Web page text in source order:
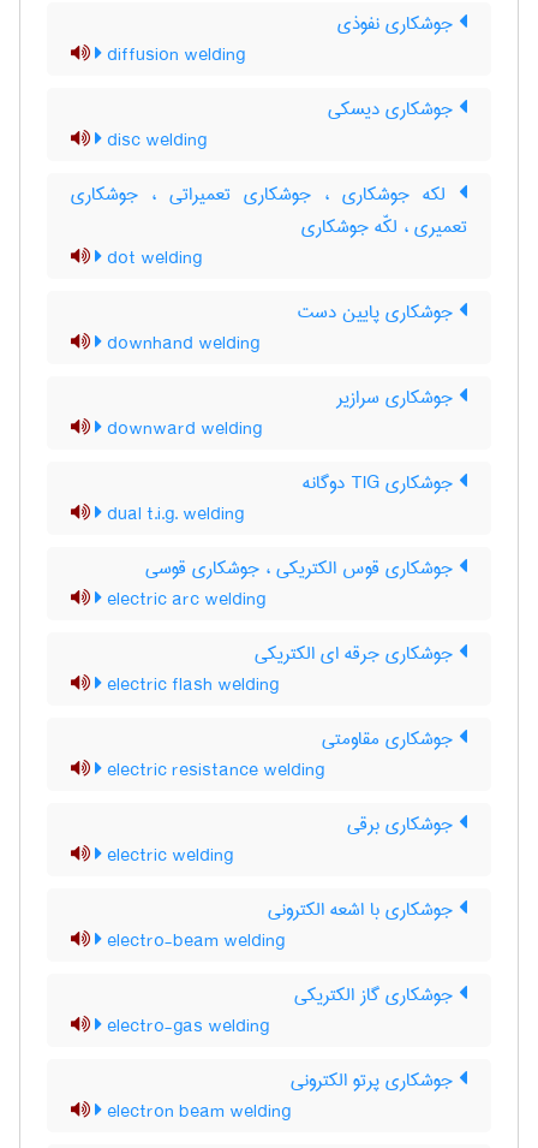
جوشکاری نفوذی
diffusion welding
جوشکاری دیسکی
disc welding
لکه جوشکاری ، جوشکاری تعمیراتی ، جوشکاری
تعمیری ، لکّه جوشکاری
dot welding
جوشکاری پایین دست
downhand welding
جوشکاری سرازیر
downward welding
جوشکاری TIG دوگانه
dual t.i.g. welding
جوشکاری قوس الکتریکی ، جوشکاری قوسی
electric arc welding
جوشکاری جرقه ای الکتریکی
electric flash welding
جوشکاری مقاومتی
electric resistance welding
جوشکاری برقی
electric welding
جوشکاری با اشعه الکترونی
electro-beam welding
جوشکاری گاز الکتریکی
electro-gas welding
جوشکاری پرتو الکترونی
electron beam welding